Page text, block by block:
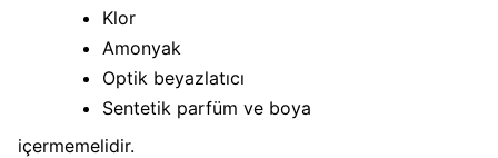
Klor
Amonyak
Optik beyazlatıcı
Sentetik parfüm ve boya
içermemelidir.